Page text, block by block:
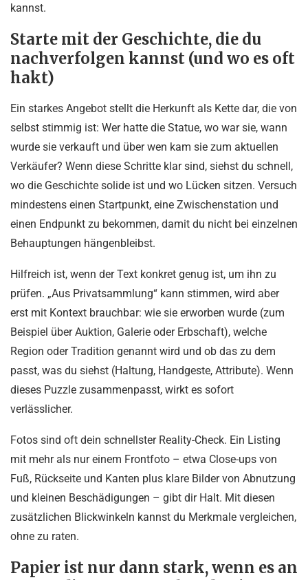
kannst.
Starte mit der Geschichte, die du
nachverfolgen kannst (und wo es oft
hakt)
Ein starkes Angebot stellt die Herkunft als Kette dar, die von
selbst stimmig ist: Wer hatte die Statue, wo war sie, wann
wurde sie verkauft und über wen kam sie zum aktuellen
Verkäufer? Wenn diese Schritte klar sind, siehst du schnell,
wo die Geschichte solide ist und wo Lücken sitzen. Versuch
mindestens einen Startpunkt, eine Zwischenstation und
einen Endpunkt zu bekommen, damit du nicht bei einzelnen
Behauptungen hängenbleibst.
Hilfreich ist, wenn der Text konkret genug ist, um ihn zu
prüfen. „Aus Privatsammlung“ kann stimmen, wird aber
erst mit Kontext brauchbar: wie sie erworben wurde (zum
Beispiel über Auktion, Galerie oder Erbschaft), welche
Region oder Tradition genannt wird und ob das zu dem
passt, was du siehst (Haltung, Handgeste, Attribute). Wenn
dieses Puzzle zusammenpasst, wirkt es sofort
verlässlicher.
Fotos sind oft dein schnellster Reality-Check. Ein Listing
mit mehr als nur einem Frontfoto – etwa Close-ups von
Fuß, Rückseite und Kanten plus klare Bilder von Abnutzung
und kleinen Beschädigungen – gibt dir Halt. Mit diesen
zusätzlichen Blickwinkeln kannst du Merkmale vergleichen,
ohne zu raten.
Papier ist nur dann stark, wenn es an